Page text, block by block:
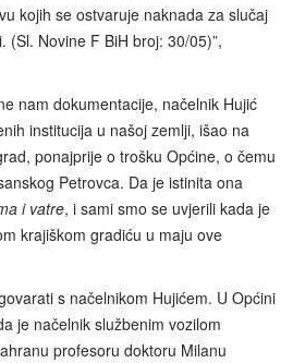
kojih se ostvaruje naknada za slučaj
(Sl. Novine F BiH broj: 30/05)”,
nam dokumentacije, načelnik Hujić
institucija u našoj zemlji, išao na
ponajprije o trošku Općine, o čemu
Petrovca. Da je istinita ona
i vatre, i sami smo se uvjerili kada je
krajiškom gradiću u maju ove
s načelnikom Hujićem. U Općini
je načelnik službenim vozilom
profesoru doktoru Milanu